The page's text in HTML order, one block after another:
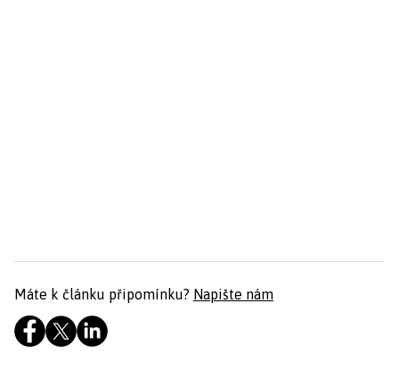
Máte k článku připomínku? Napište nám